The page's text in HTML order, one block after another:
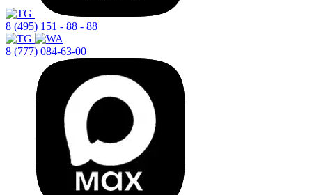
8 (495) 151 - 88 - 88
8 (777) 084-63-00